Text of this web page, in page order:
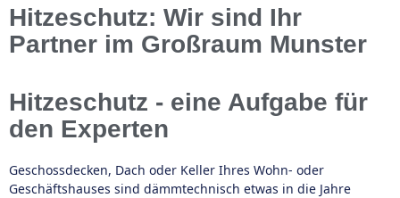
Hitzeschutz: Wir sind Ihr
Partner im Großraum Munster
Hitzeschutz - eine Aufgabe für
den Experten
Geschossdecken, Dach oder Keller Ihres Wohn- oder
Geschäftshauses sind dämmtechnisch etwas in die Jahre